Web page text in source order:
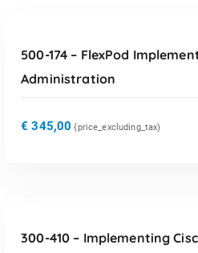
500-174 – FlexPod
Administration
€ 345,00 {price_excluding_tax)
300-410 – Implementing